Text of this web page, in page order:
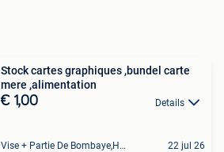
Stock cartes graphiques ,bundel carte
mere ,alimentation
€ 1,00 Details
Vise + Partie De Bombaye,Hac- Court, Hermalle-Ss-Argenteau 22 jul 26